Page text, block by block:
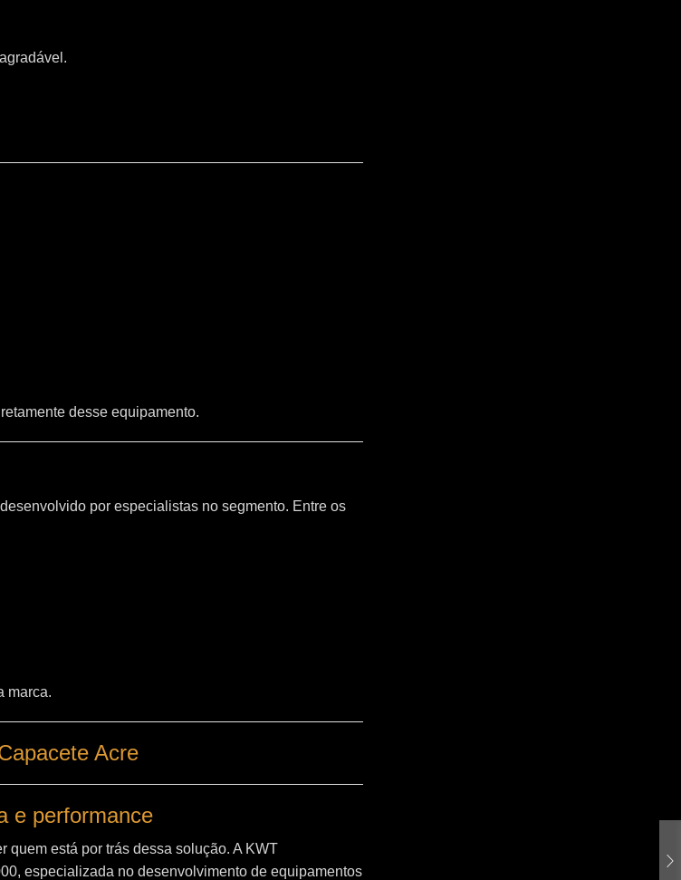
desse equipamento.
por especialistas no segmento. Entre os
marca.
Acre
e performance
quem está por trás dessa solução. A KWT
especializada no desenvolvimento de equipamentos